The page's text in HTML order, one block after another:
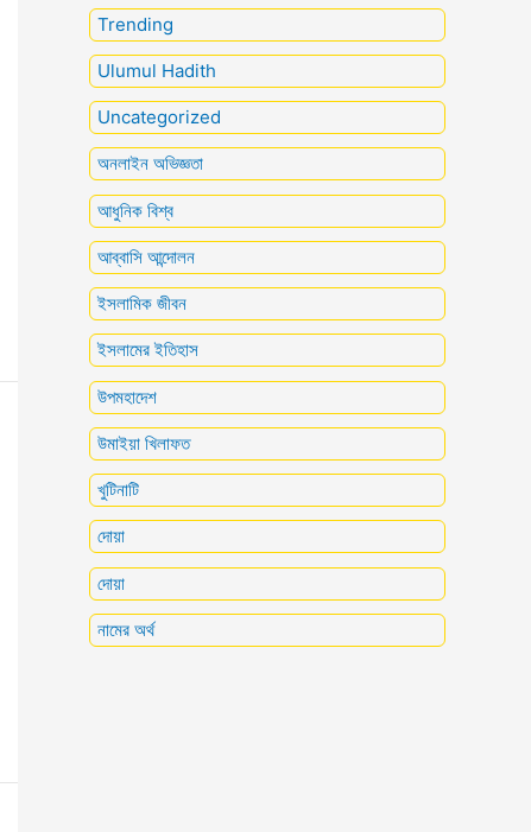
Trending
Ulumul Hadith
Uncategorized
অনলাইন অভিজ্ঞতা
আধুনিক বিশ্ব
আব্বাসি আন্দোলন
ইসলামিক জীবন
ইসলামের ইতিহাস
উপমহাদেশ
উমাইয়া খিলাফত
খুটিনাটি
দোয়া
দোয়া
নামের অর্থ